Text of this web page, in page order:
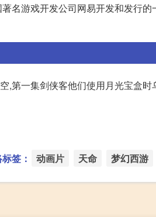
名游戏开发公司网易开发和发行
,第一集剑侠客他们使用月光宝盒
签： 动画片 天命 梦幻西游